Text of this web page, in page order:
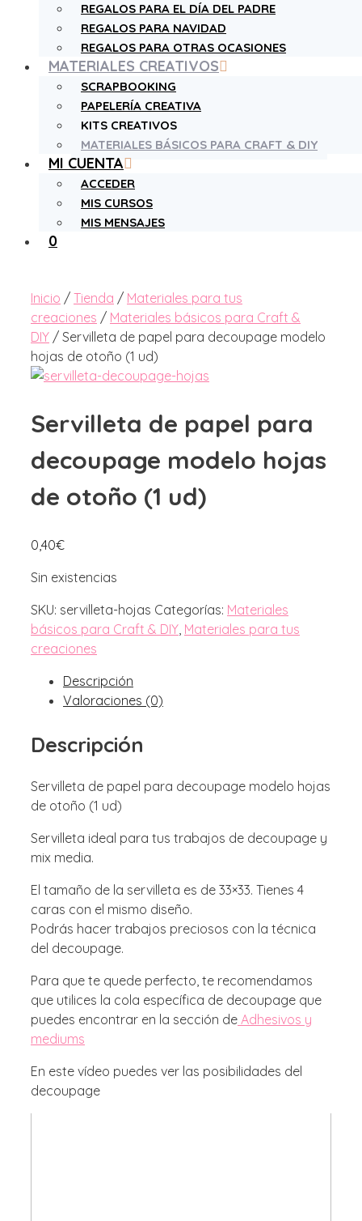
REGALOS PARA EL DÍA DEL PADRE
REGALOS PARA NAVIDAD
REGALOS PARA OTRAS OCASIONES
MATERIALES CREATIVOS
SCRAPBOOKING
PAPELERÍA CREATIVA
KITS CREATIVOS
MATERIALES BÁSICOS PARA CRAFT & DIY
MI CUENTA
ACCEDER
MIS CURSOS
MIS MENSAJES
0
Inicio / Tienda / Materiales para tus
creaciones / Materiales básicos para Craft &
DIY / Servilleta de papel para decoupage modelo
hojas de otoño (1 ud)
Servilleta de papel para
decoupage modelo hojas
de otoño (1 ud)
0,40€
Sin existencias
SKU: servilleta-hojas Categorías: Materiales
básicos para Craft & DIY Materiales para tus
creaciones
Descripción
Valoraciones (0)
Descripción
Servilleta de papel para decoupage modelo hojas
de otoño (1 ud)
Servilleta ideal para tus trabajos de decoupage y
mix media.
El tamaño de la servilleta es de 33×33. Tienes 4
caras con el mismo diseño.
Podrás hacer trabajos preciosos con la técnica
del decoupage.
Para que te quede perfecto, te recomendamos
que utilices la cola específica de decoupage que
puedes encontrar en la sección de Adhesivos y
mediums
En este vídeo puedes ver las posibilidades del
decoupage